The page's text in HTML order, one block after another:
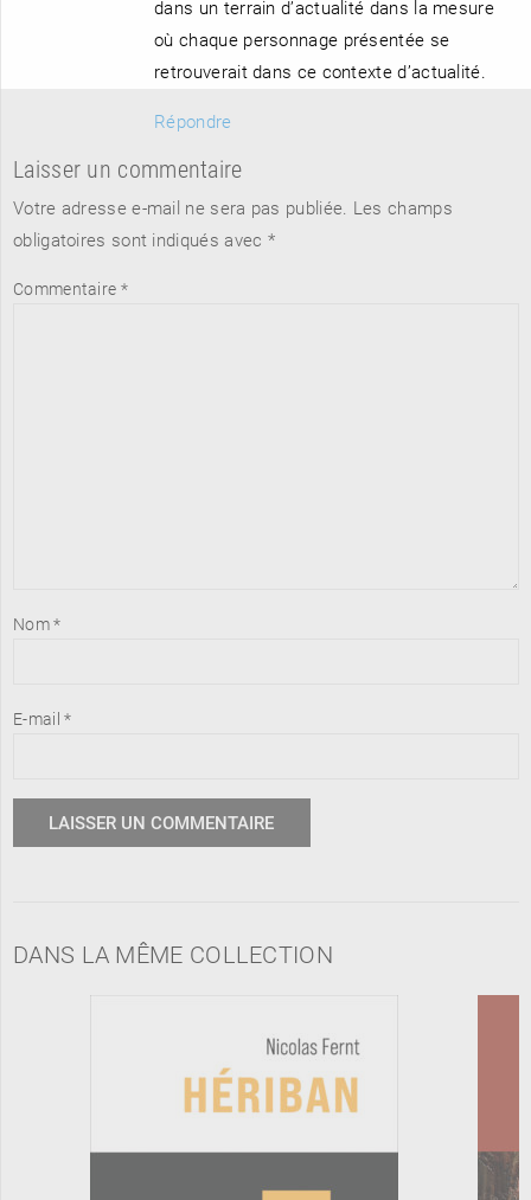
dans un terrain d’actualité dans la mesure
où chaque personnage présentée se
retrouverait dans ce contexte d’actualité.
Répondre
Laisser un commentaire
Votre adresse e-mail ne sera pas publiée. Les champs
obligatoires sont indiqués avec *
Commentaire *
Nom*
E-mail*
DANS LA MÊME COLLECTION